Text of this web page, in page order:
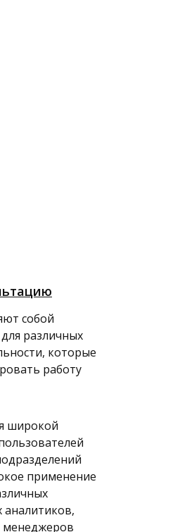
для
собой
различных
которые
работу
широкой
применение
менеджеров